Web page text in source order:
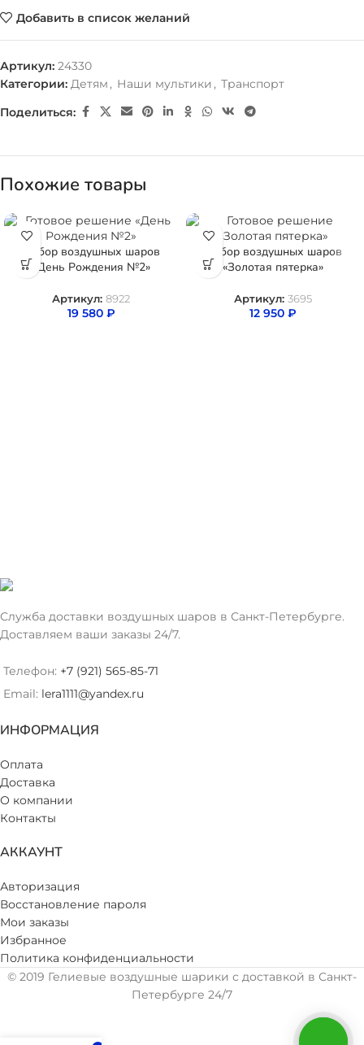
Добавить в список желаний
Артикул: 24330
Категории: Детям , Наши мультики , Транспорт
Поделиться:
Похожие товары
Набор воздушных шаров
«День Рождения №2»
Артикул: 8922
19 580 ₽
Набор воздушных шаров
«Золотая пятерка»
Артикул: 3695
12 950 ₽
Служба доставки воздушных шаров в Санкт-Петербурге.
Доставляем ваши заказы 24/7.
Телефон: +7 (921) 565-85-71
Email: lera1111@yandex.ru
ИНФОРМАЦИЯ
Оплата
Доставка
О компании
Контакты
АККАУНТ
Авторизация
Восстановление пароля
Мои заказы
Избранное
Политика конфиденциальности
© 2019 Гелиевые воздушные шарики с доставкой в Санкт-
Петербурге 24/7